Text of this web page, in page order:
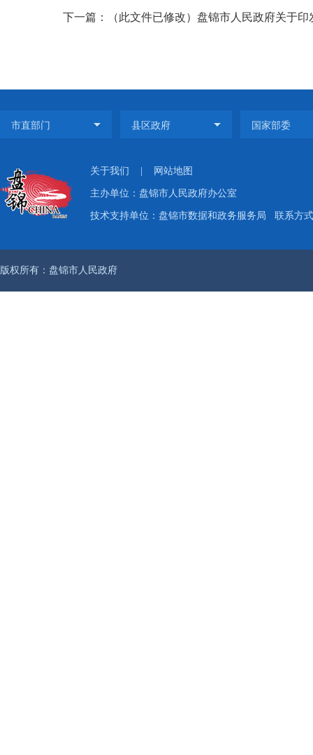
下一篇：（此文件已修改）盘锦市人民政府关于
关于我们 网站地图
主办单位：盘锦市人民政府办公室
技术支持单位：盘锦市数据和政务服务局 联系方
版权所有：盘锦市人民政府